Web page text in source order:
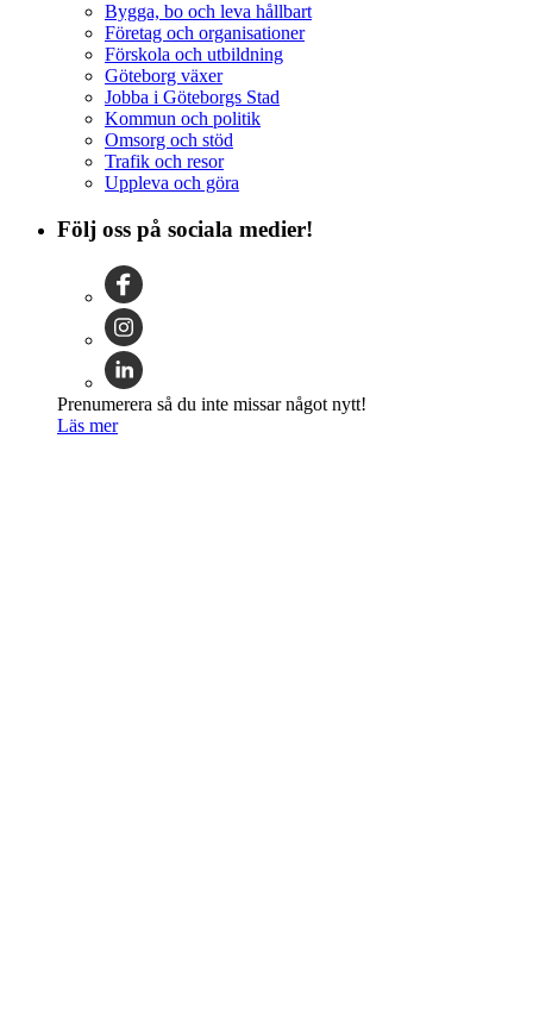
Bygga, bo och leva hållbart
Företag och organisationer
Förskola och utbildning
Göteborg växer
Jobba i Göteborgs Stad
Kommun och politik
Omsorg och stöd
Trafik och resor
Uppleva och göra
Följ oss på sociala medier!
Prenumerera så du inte missar något nytt!
Läs mer